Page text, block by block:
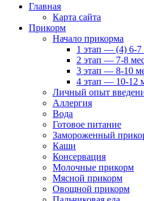
Главная
Карта сайта
Прикорм
Начало прикорма
1 этап — (4) 6-7
2 этап — 7-8
3 этап — 8-10
4 этап — 10-12
Личный опыт
Аллергия
Вода
Готовое питание
Замороженный
Каши
Консервация
Молочные прикорм
Мясной прикорм
Овощной прикорм